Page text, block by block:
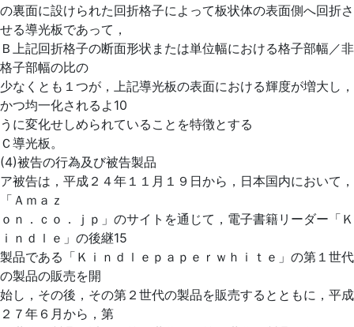
の裏面に設けられた回折格子によって板状体の表面側へ回折さ
せる導光板であって，
Ｂ上記回折格子の断面形状または単位幅における格子部幅／非
格子部幅の比の
少なくとも１つが，上記導光板の表面における輝度が増大し，
かつ均一化されるよ10
うに変化せしめられていることを特徴とする
Ｃ導光板。
(4)被告の行為及び被告製品
ア被告は，平成２４年１１月１９日から，日本国内において，
「Ａｍａｚ
ｏｎ．ｃｏ．ｊｐ」のサイトを通じて，電子書籍リーダー「Ｋ
ｉｎｄｌｅ」の後継15
製品である「Ｋｉｎｄｌｅｐａｐｅｒｗｈｉｔｅ」の第１世代
の製品の販売を開
始し，その後，その第２世代の製品を販売するとともに，平成
２７年６月から，第